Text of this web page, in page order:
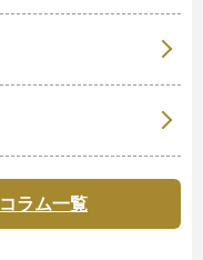
ラム一覧